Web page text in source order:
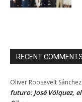
RECENT COMMENTS
Oliver Roosevelt
futuro: José Vólquez,